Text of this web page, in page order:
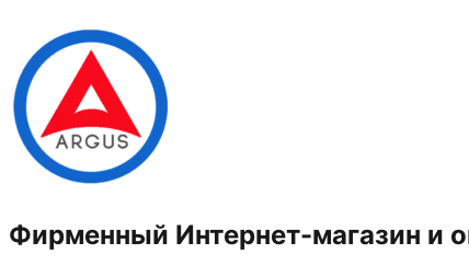
Фирменный Интернет-магазин и